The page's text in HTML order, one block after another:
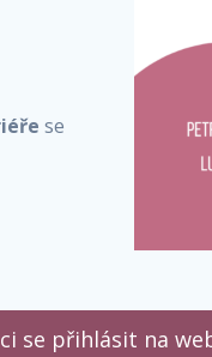
se
se přihlásit na